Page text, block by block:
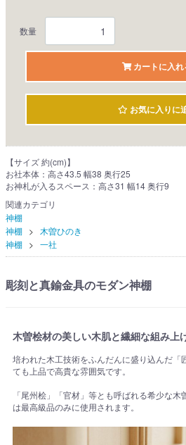
数量
カートに入れ
お気に入りに
【サイズ 約(cm)】
お社本体：高さ43.5 幅38 奥行25
お神札が入るスペース：高さ31 幅14 奥行9
関連カテゴリ
神棚
神棚
木曽ひのき
神棚
一社
彫刻と真鍮金具のモダン神棚
木曽桧材の美しい木肌と繊細な組み上
培われた木工技術をふんだんに盛り込んだ「
ても上品で高貴な雰囲気です。
「尾州桧」「官材」等とも呼ばれる希少な
は最高級品のみに使用されます。